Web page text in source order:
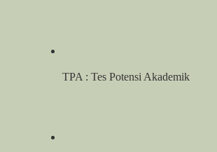
TPA : Tes Potensi Akademik